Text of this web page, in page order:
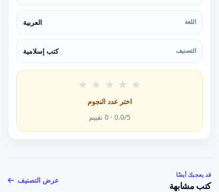
اللغة العربية
التصنيف كتب إسلامية
★ ★ ★ ★ ★
اختر عدد النجوم
0.0/5 ·
0 تقييم
قد يعجبك أيضًا
كتب مشابهة
عرض التصنيف